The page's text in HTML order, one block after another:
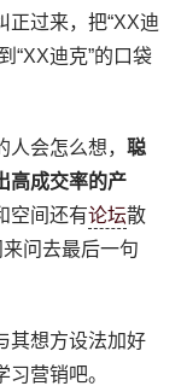
正过来，把“XX迪
“XX迪克”的口袋
人会怎么想，聪
高成交率的产
空间还有论坛散
问去最后一句
其想方设法加好
营销吧。